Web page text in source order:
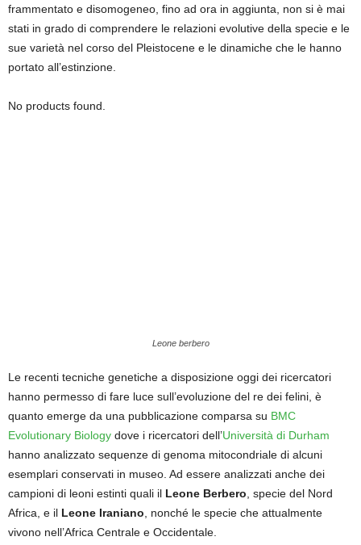
frammentato e disomogeneo, fino ad ora in aggiunta, non si è mai
stati in grado di comprendere le relazioni evolutive della specie e le
sue varietà nel corso del Pleistocene e le dinamiche che le hanno
portato all’estinzione.
No products found.
Leone berbero
Le recenti tecniche genetiche a disposizione oggi dei ricercatori
hanno permesso di fare luce sull’evoluzione del re dei felini, è
quanto emerge da una pubblicazione comparsa su BMC
Evolutionary Biology dove i ricercatori dell’Università di Durham
hanno analizzato sequenze di genoma mitocondriale di alcuni
esemplari conservati in museo. Ad essere analizzati anche dei
campioni di leoni estinti quali il Leone Berbero, specie del Nord
Africa, e il Leone Iraniano, nonché le specie che attualmente
vivono nell’Africa Centrale e Occidentale.